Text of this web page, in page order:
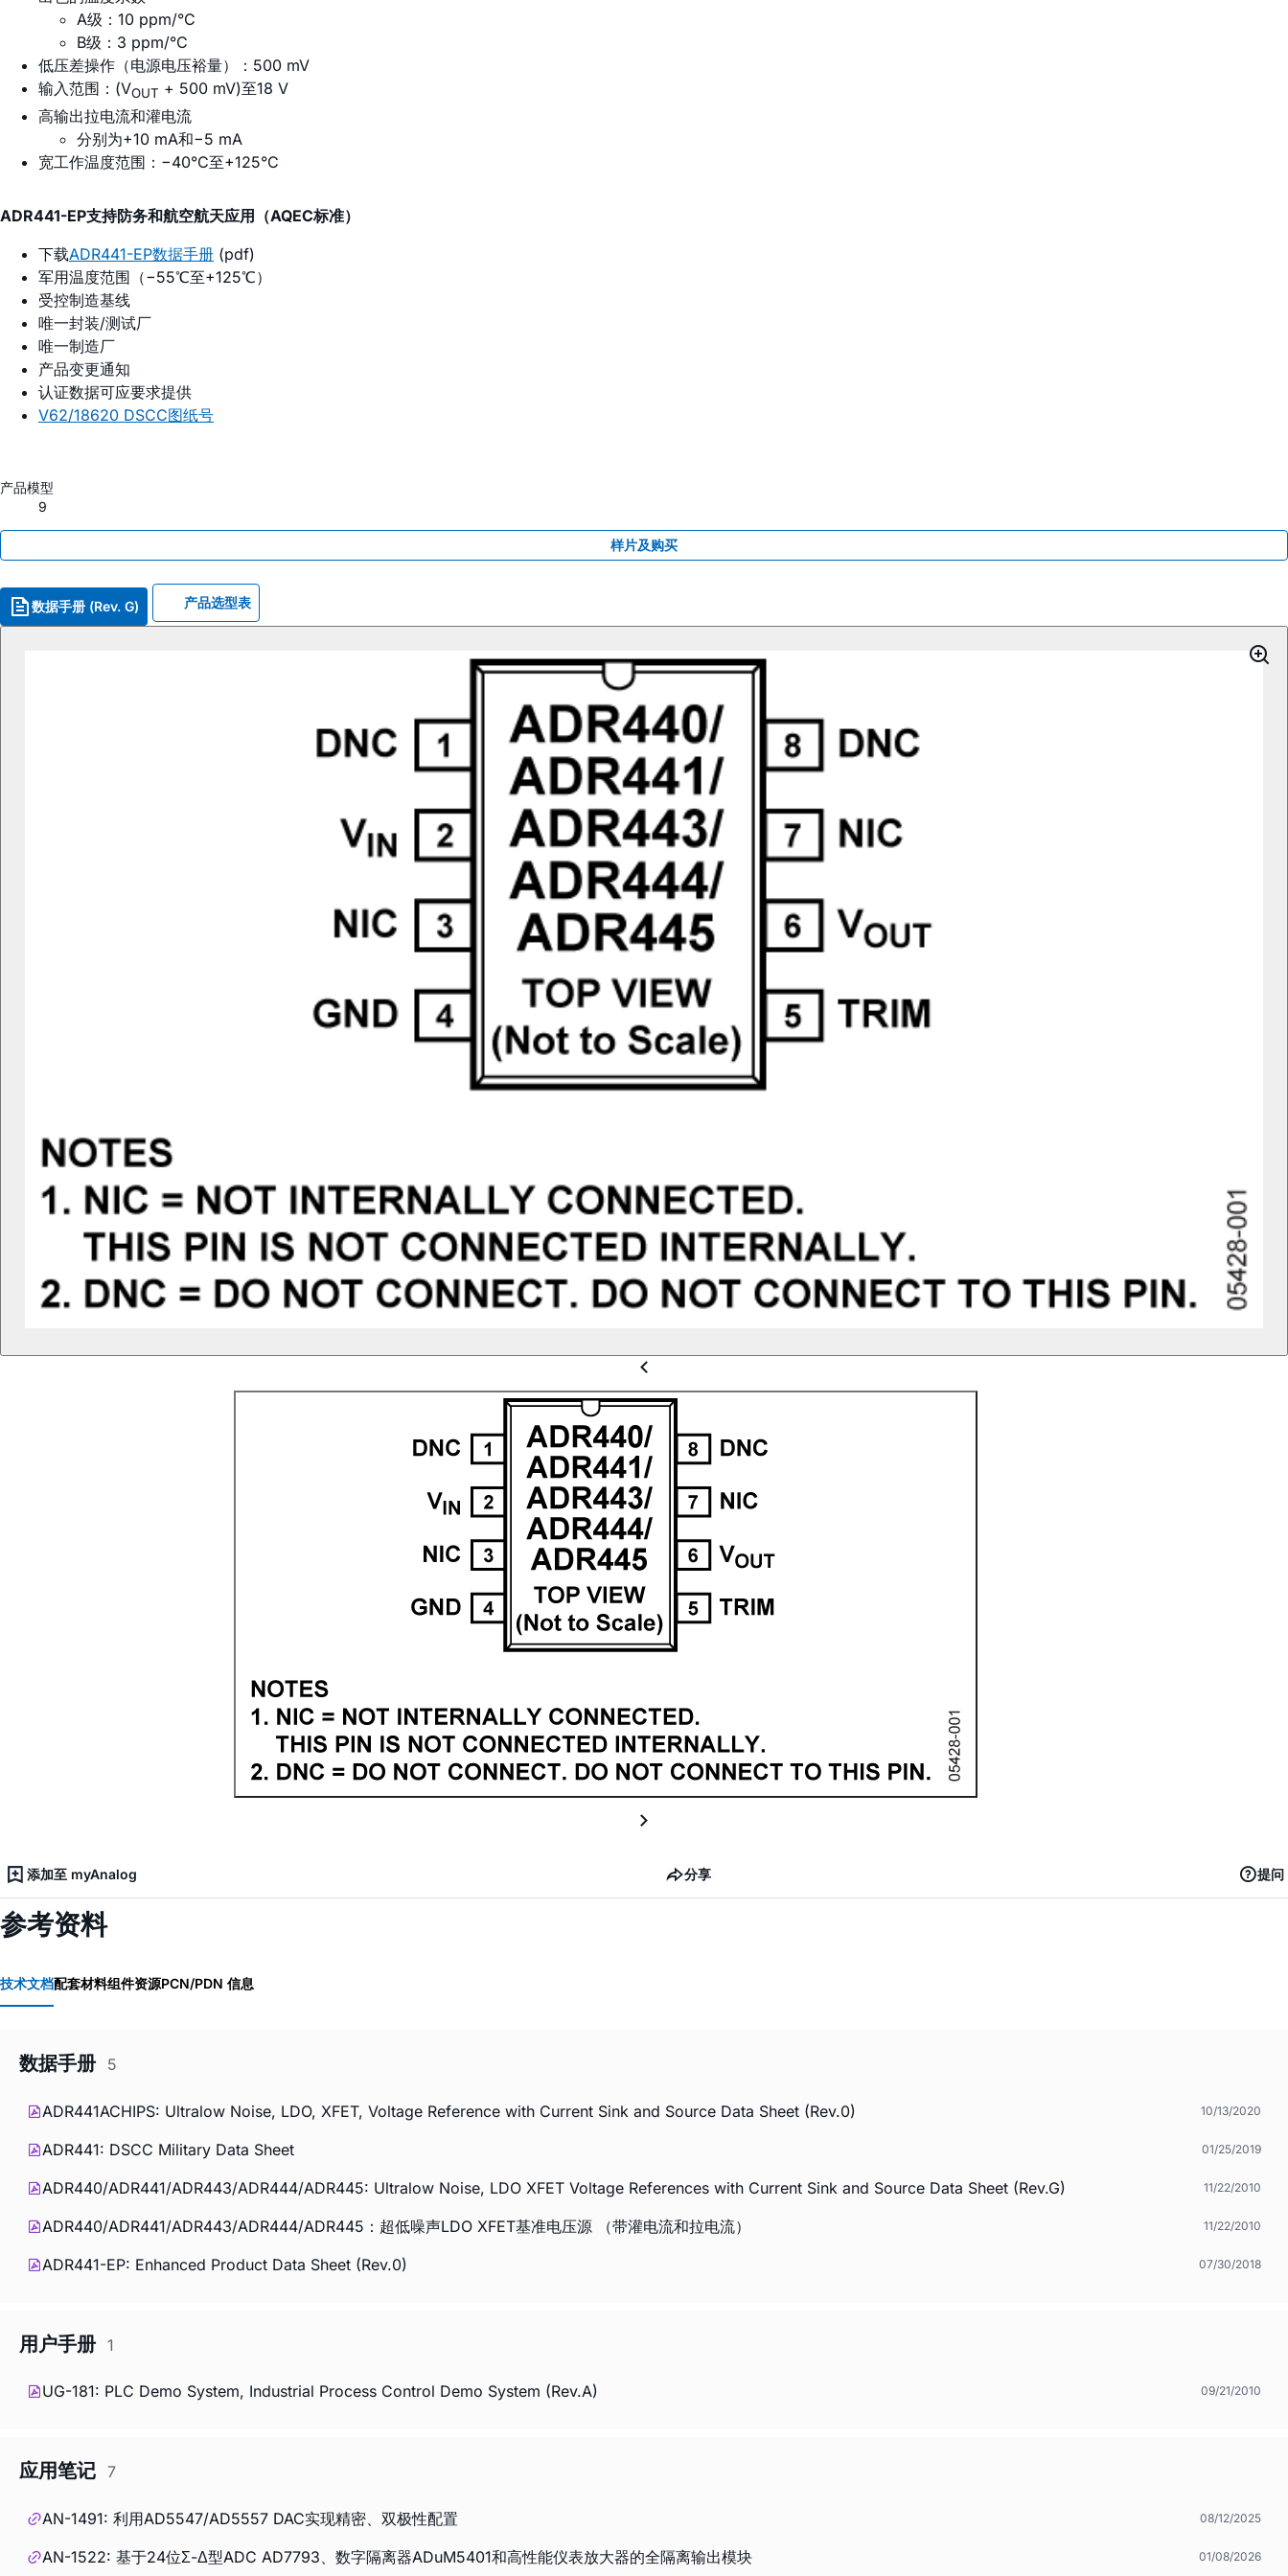
A级：10 ppm/°C
B级：3 ppm/°C
低压差操作（电源电压裕量）：500 mV
输入范围：(VOUT + 500 mV)至18 V
高输出拉电流和灌电流
分别为+10 mA和−5 mA
宽工作温度范围：−40°C至+125°C
ADR441-EP支持防务和航空航天应用（AQEC标准）
下载ADR441-EP数据手册 (pdf)
军用温度范围（−55℃至+125℃）
受控制造基线
唯一封装/测试厂
唯一制造厂
产品变更通知
认证数据可应要求提供
V62/18620 DSCC图纸号
产品模型
9
样片及购买
数据手册 (Rev. G) 产品选型表
添加至 myAnalog 分享 提问
参考资料
技术文档配套材料组件资源PCN/PDN 信息
数据手册 5
ADR441ACHIPS: Ultralow Noise, LDO, XFET, Voltage Reference with Current Sink and Source Data Sheet (Rev.0) 10/13/2020
ADR441: DSCC Military Data Sheet 01/25/2019
ADR440/ADR441/ADR443/ADR444/ADR445: Ultralow Noise, LDO XFET Voltage References with Current Sink and Source Data Sheet (Rev.G) 11/22/2010
ADR440/ADR441/ADR443/ADR444/ADR445：超低噪声LDO XFET基准电压源 （带灌电流和拉电流） 11/22/2010
ADR441-EP: Enhanced Product Data Sheet (Rev.0) 07/30/2018
用户手册 1
UG-181: PLC Demo System, Industrial Process Control Demo System (Rev.A) 09/21/2010
应用笔记 7
AN-1491: 利用AD5547/AD5557 DAC实现精密、双极性配置 08/12/2025
AN-1522: 基于24位Σ-Δ型ADC AD7793、数字隔离器ADuM5401和高性能仪表放大器的全隔离输出模块 01/08/2026